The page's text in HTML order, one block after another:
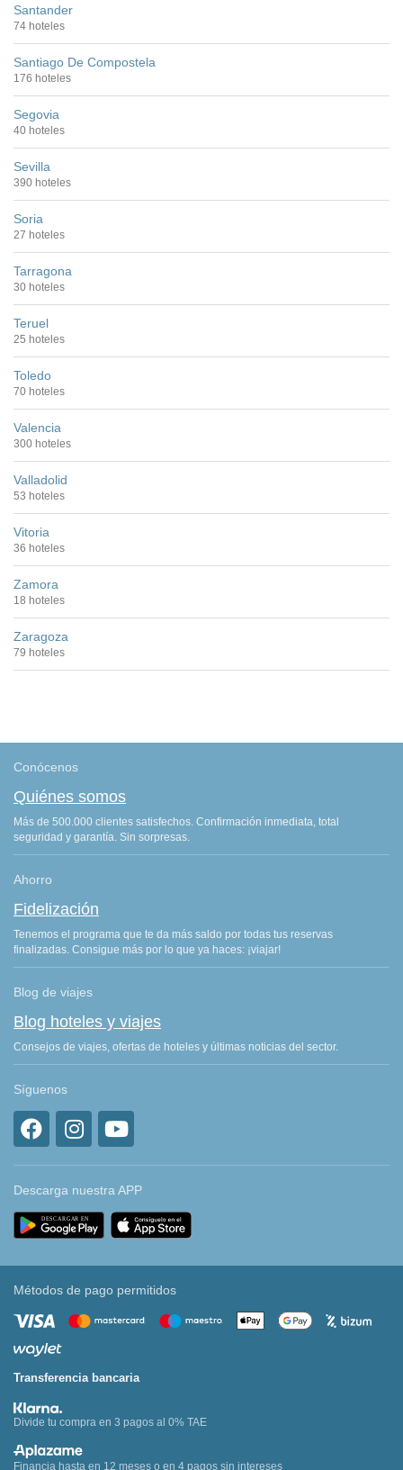
Santander
74 hoteles
Santiago De Compostela
176 hoteles
Segovia
40 hoteles
Sevilla
390 hoteles
Soria
27 hoteles
Tarragona
30 hoteles
Teruel
25 hoteles
Toledo
70 hoteles
Valencia
300 hoteles
Valladolid
53 hoteles
Vitoria
36 hoteles
Zamora
18 hoteles
Zaragoza
79 hoteles
Conócenos
Quiénes somos
Más de 500.000 clientes satisfechos. Confirmación inmediata, total
seguridad y garantía. Sin sorpresas.
Ahorro
Fidelización
Tenemos el programa que te da más saldo por todas tus reservas
finalizadas. Consigue más por lo que ya haces: ¡viajar!
Blog de viajes
Blog hoteles y viajes
Consejos de viajes, ofertas de hoteles y últimas noticias del sector.
Síguenos
Descarga nuestra APP
Métodos de pago permitidos
Transferencia bancaria
Divide tu compra en 3 pagos al 0% TAE
Financia hasta en 12 meses o en 4 pagos sin intereses